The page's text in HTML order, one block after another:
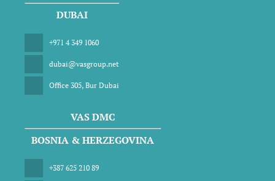
DUBAI
+971 4 349 1060
dubai@vasgroup.net
Office 305, Bur Dubai
VAS DMC
BOSNIA & HERZEGOVINA
+387 625 210 89